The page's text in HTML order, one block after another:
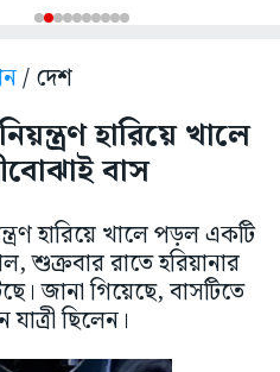
/ দেশ
হারিয়ে খালে
বাস
হারিয়ে খালে পড়ল একটি
শুক্রবার রাতে হরিয়ানার
জানা গিয়েছে, বাসটিতে
ছিলেন।